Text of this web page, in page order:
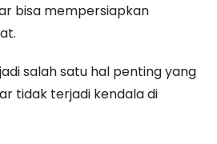
bisa mempersiapkan
salah satu hal penting yang
tidak terjadi kendala di